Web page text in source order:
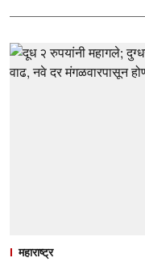
महाराष्ट्र